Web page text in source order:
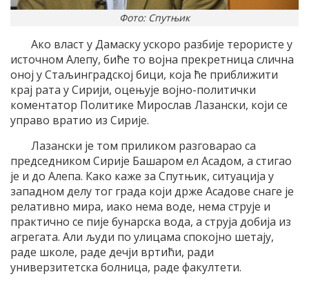
Фото: Спутњик
Ако власт у Дамаску ускоро разбије терористе у
источном Алепу, биће то војна прекретница слична
оној у Стаљинградској бици, која ће приближити
крај рата у Сирији, оцењује војно-политички
коментатор Политике Мирослав Лазански, који се
управо вратио из Сирије.
Лазански је том приликом разговарао са
председником Сирије Башаром ел Асадом, а стигао
је и до Алепа. Како каже за Спутњик, ситуација у
западном делу тог града који држе Асадове снаге је
релативно мира, иако нема воде, нема струје и
практично се пије бунарска вода, а струја добија из
агрегата. Али људи по улицама спокојно шетају,
раде школе, раде дечји вртићи, ради
универзитетска болница, раде факултети.